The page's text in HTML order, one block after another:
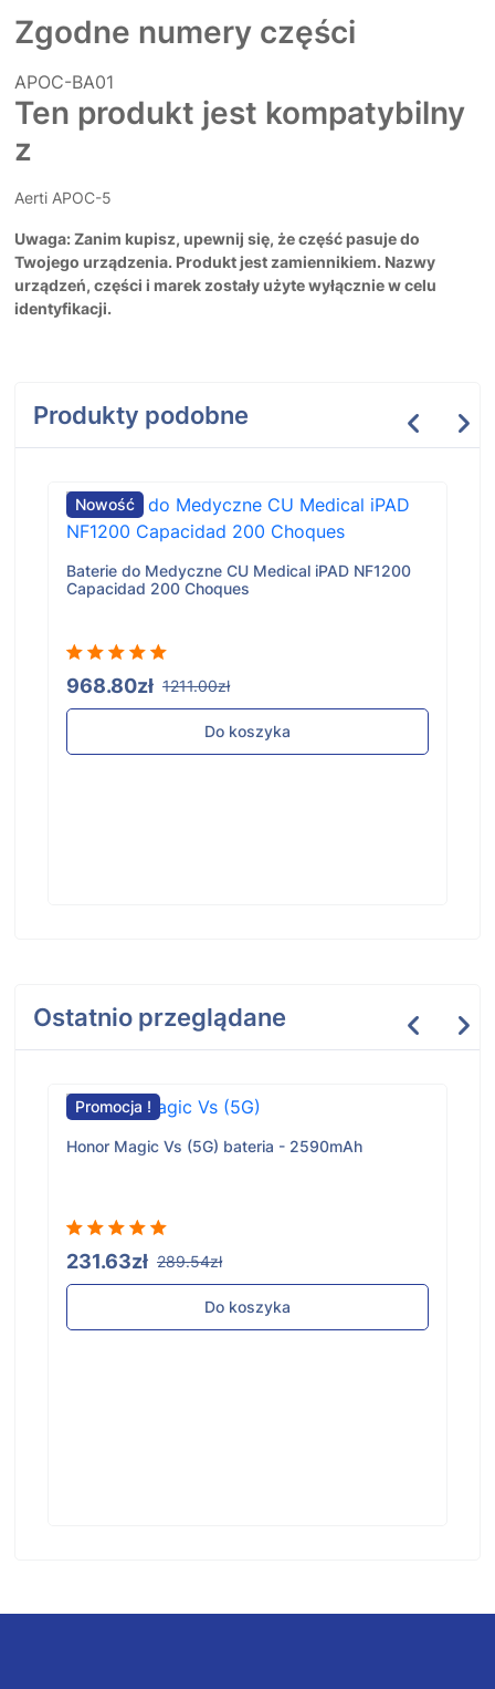
Zgodne numery części
APOC-BA01
Ten produkt jest kompatybilny
z
Aerti APOC-5
Uwaga: Zanim kupisz, upewnij się, że część pasuje do
Twojego urządzenia. Produkt jest zamiennikiem. Nazwy
urządzeń, części i marek zostały użyte wyłącznie w celu
identyfikacji.
Produkty podobne
Nowość
Baterie do Medyczne CU Medical iPAD NF1200
Capacidad 200 Choques
968.80zł 1211.00zł
Do koszyka
Ostatnio przeglądane
Promocja !
Honor Magic Vs (5G) bateria - 2590mAh
231.63zł 289.54zł
Do koszyka